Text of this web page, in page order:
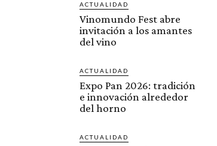
ACTUALIDAD
Vinomundo Fest abre
invitación a los amantes
del vino
ACTUALIDAD
Expo Pan 2026: tradición
e innovación alrededor
del horno
ACTUALIDAD